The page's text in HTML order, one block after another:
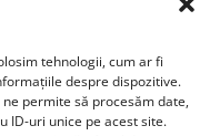
tehnologii, cum ar fi
despre dispozitive.
permite să procesăm date,
ID-uri unice pe acest site.